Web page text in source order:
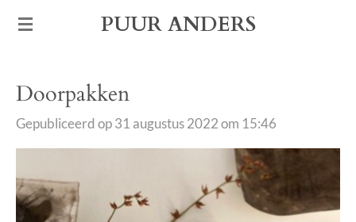
Ga
de
PUUR ANDERS
Doorpakken
Gepubliceerd op 31 augustus 2022 om 15:46